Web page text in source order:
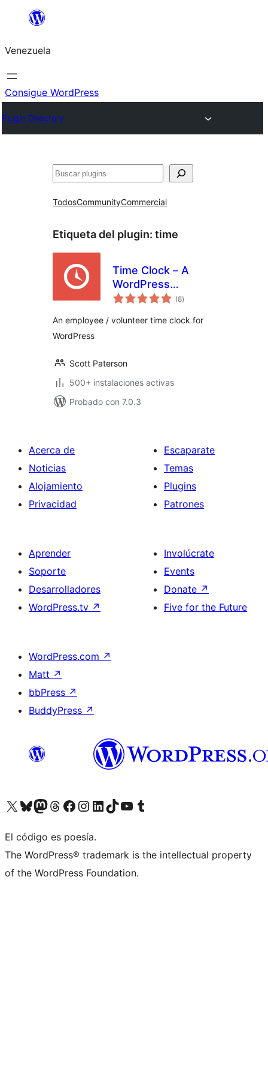
Saltar
contenido
Venezuela
Consigue WordPress
Plugin Directory
Buscar
TodosCommunityCommercial
Etiqueta del plugin: time
Time Clock – A
WordPress
Employee &
Clock Plugin
(8total
de
)
An employee / volunteer time clock for
WordPress
Scott Paterson
500+ instalaciones activas
Probado con 7.0.3
Acerca de
Noticias
Alojamiento
Privacidad
Escaparate
Temas
Plugins
Patrones
Aprender
Soporte
Desarrolladores
WordPress.tv ↗
Involúcrate
Events
Donate ↗
Five for the Future
WordPress.com ↗
Matt ↗
bbPress ↗
BuddyPress ↗
Visit our X (formerly Twitter) account
Visit our Bluesky account
Visit our Mastodon account
Visit our Threads account
Visita nuestra página de Facebook
Visita nuestra cuenta de Instagram
Visita nuestra cuenta de LinkedIn
Visit our TikTok account
Visita nuestro canal de YouTube
Visit our Tumblr account
El código es poesía.
The WordPress® trademark is the intellectual property
of the WordPress Foundation.